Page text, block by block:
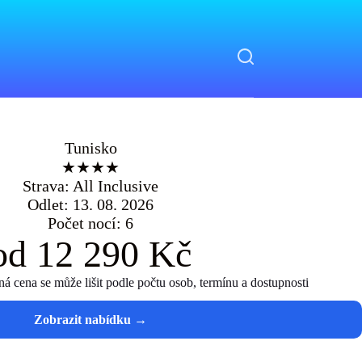
Tunisko
★★★★
Strava: All Inclusive
Odlet: 13. 08. 2026
Počet nocí: 6
12 290 Kč
cena se může lišit podle počtu osob, termínu a dostupnosti